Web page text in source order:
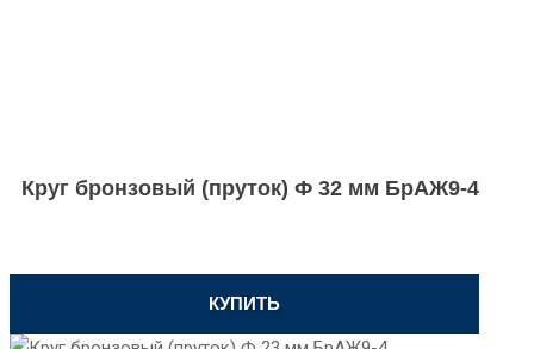
Круг бронзовый (пруток) Ф 32 мм БрАЖ9-4
КУПИТЬ